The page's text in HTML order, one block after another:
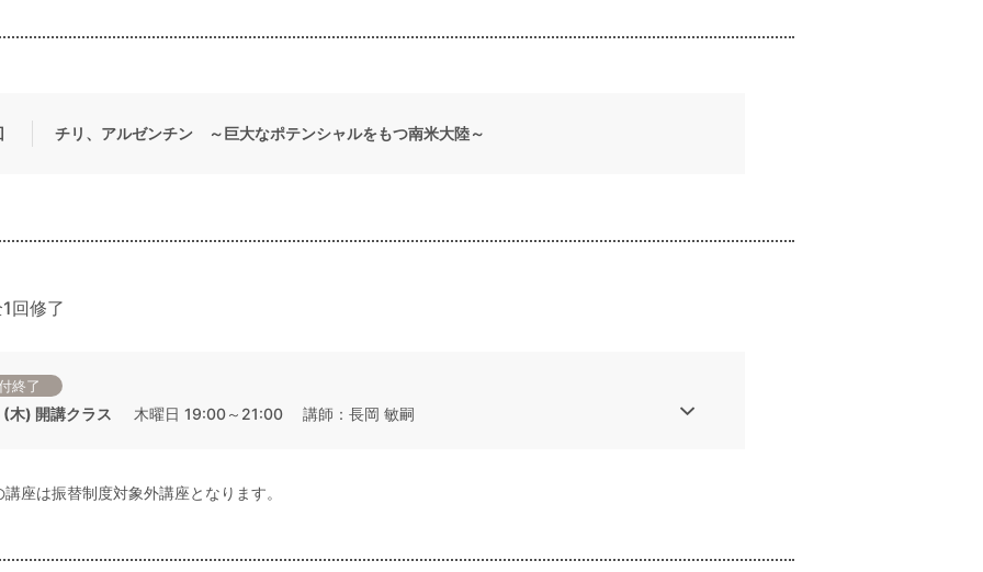
チリ、アルゼンチン ～巨大なポテンシャルをもつ南米大陸～
回修了
終了
(木) 開講クラス 木曜日 19:00～21:00 講師：長岡 敏嗣
座は振替制度対象外講座となります。